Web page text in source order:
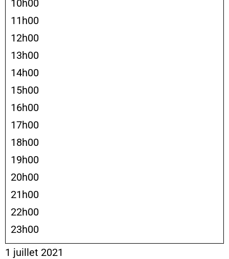
10h00
11h00
12h00
13h00
14h00
15h00
16h00
17h00
18h00
19h00
20h00
21h00
22h00
23h00
1 juillet 2021